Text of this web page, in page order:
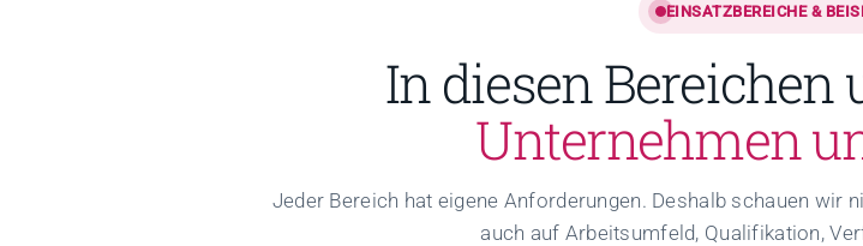
EINSATZBEREICHE &
In diesen
Unternehmen
Jeder Bereich hat eigene Anforderungen. Deshalb schauen wir
auch auf Arbeitsumfeld, Qualifikation,